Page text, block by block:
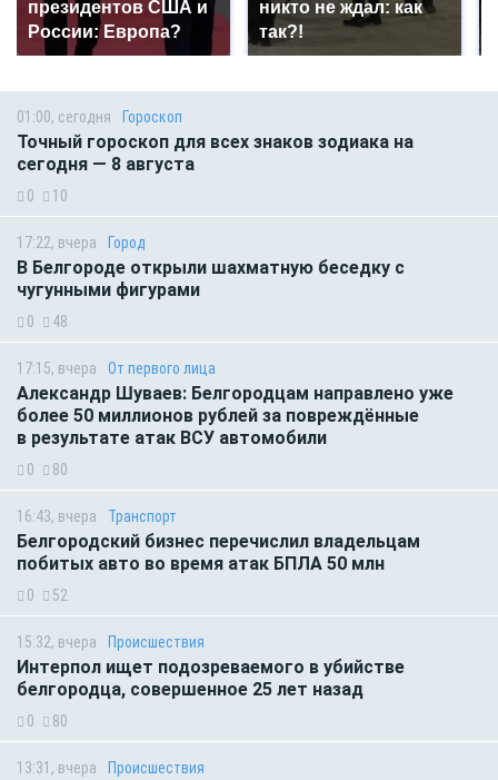
президентов США и
России: Европа?
никто не ждал: как
так?!
01:00, сегодня Гороскоп
Точный гороскоп для всех знаков зодиака на
сегодня — 8 августа
0 10
17:22, вчера Город
В Белгороде открыли шахматную беседку с
чугунными фигурами
0 48
17:15, вчера От первого лица
Александр Шуваев: Белгородцам направлено уже
более 50 миллионов рублей за повреждённые
в результате атак ВСУ автомобили
0 80
16:43, вчера Транспорт
Белгородский бизнес перечислил владельцам
побитых авто во время атак БПЛА 50 млн
0 52
15:32, вчера Происшествия
Интерпол ищет подозреваемого в убийстве
белгородца, совершенное 25 лет назад
0 80
13:31, вчера Происшествия